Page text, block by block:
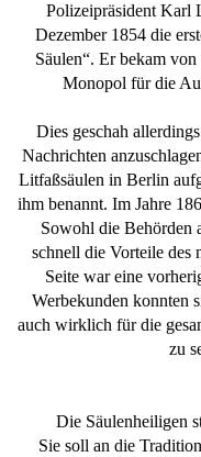
Polizeipräsident Karl
Dezember 1854 die
Säulen“. Er bekam
Monopol für die
Dies geschah
Nachrichten
Litfaßsäulen in Berlin
ihm benannt. Im Jahre
Sowohl die Behörden
schnell die Vorteile des
Seite war eine
Werbekunden konnten
auch wirklich für die
zu
Die Säulenheiligen
Sie soll an die